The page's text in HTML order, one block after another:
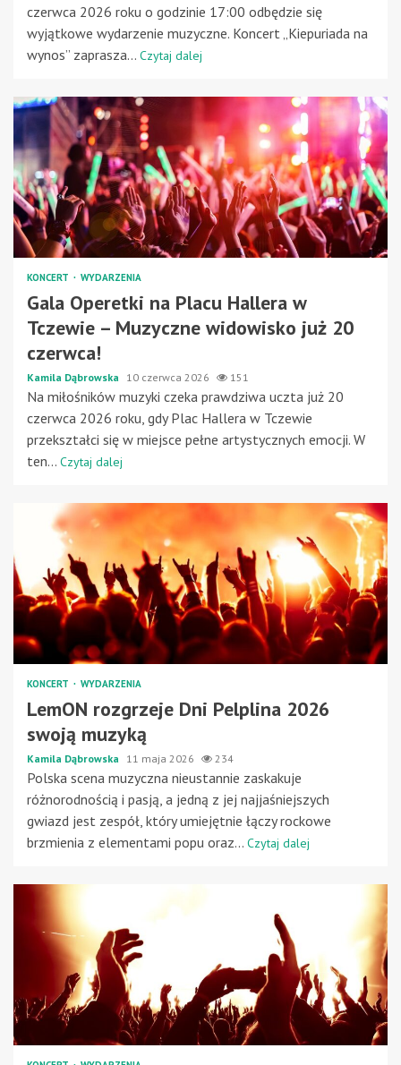
czerwca 2026 roku o godzinie 17:00 odbędzie się
wyjątkowe wydarzenie muzyczne. Koncert „Kiepuriada na
wynos” zaprasza... Czytaj dalej
KONCERT WYDARZENIA
Gala Operetki na Placu Hallera w
Tczewie – Muzyczne widowisko już 20
czerwca!
Kamila Dąbrowska 10 czerwca 2026 151
Na miłośników muzyki czeka prawdziwa uczta już 20
czerwca 2026 roku, gdy Plac Hallera w Tczewie
przekształci się w miejsce pełne artystycznych emocji. W
ten... Czytaj dalej
KONCERT WYDARZENIA
LemON rozgrzeje Dni Pelplina 2026
swoją muzyką
Kamila Dąbrowska 11 maja 2026 234
Polska scena muzyczna nieustannie zaskakuje
różnorodnością i pasją, a jedną z jej najjaśniejszych
gwiazd jest zespół, który umiejętnie łączy rockowe
brzmienia z elementami popu oraz... Czytaj dalej